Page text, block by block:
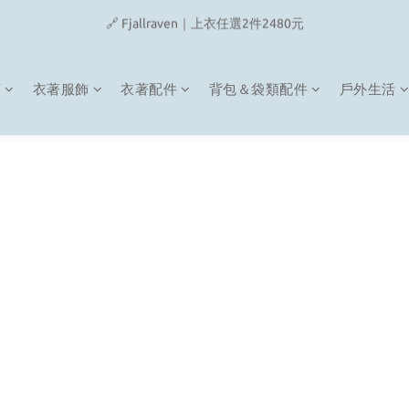
🔗 Snow Peak｜歡慶父親節滿4500即贈品牌方巾
🔗 Fjallraven｜上衣任選2件2480元
衣著服飾 衣著配件 背包＆袋類配件 戶外生活